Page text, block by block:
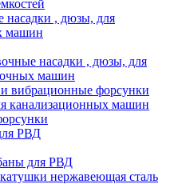
, дюзы, для
машин
насадки , дюзы, для
машин
вибрационные форсунки
канализационных машин
РВД
для РВД
нержавеющая сталь